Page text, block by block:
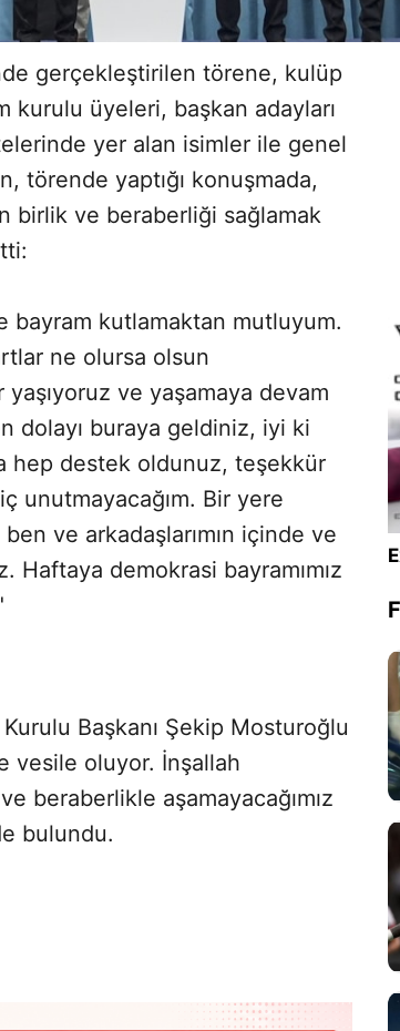
gerçekleştirilen törene, kulüp
kurulu üyeleri, başkan adayları
yer alan isimler ile genel
törende yaptığı konuşmada,
birlik ve beraberliği sağlamak
bayram kutlamaktan mutluyum.
ne olursa olsun
ve yaşamaya devam
dolayı buraya geldiniz, iyi ki
hep destek oldunuz, teşekkür
unutmayacağım. Bir yere
ve arkadaşlarımın içinde ve
Haftaya demokrasi bayramımız
Başkanı Şekip Mosturoğlu
vesile oluyor. İnşallah
beraberlikle aşamayacağımız
bulundu.